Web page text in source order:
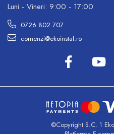
Luni - Vineri: 9:00 - 17:00
0726 802 707
comenzi@ekoinstal.ro
©Copyright S.C. 1